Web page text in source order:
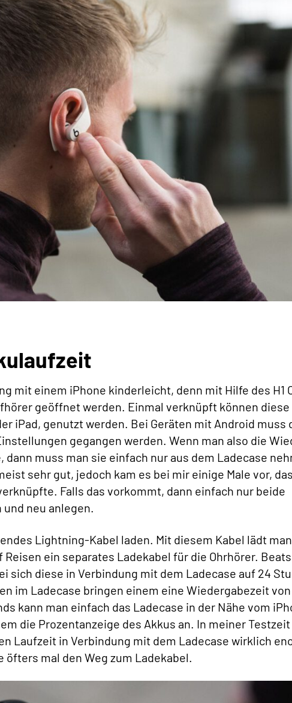
mit einem iPhone kinderleicht, denn mit Hilfe des H1
geöffnet werden. Einmal verknüpft können
iPad, genutzt werden. Bei Geräten mit Android muss
gegangen werden. Wenn man also die
muss man sie einfach nur aus dem Ladecase
sehr gut, jedoch kam es bei mir einige Male vor,
Falls das vorkommt, dann einfach nur beide
neu anlegen.
Lightning-Kabel laden. Mit diesem Kabel lädt
ein separates Ladekabel für die Ohrhörer.
sich diese in Verbindung mit dem Ladecase auf 24
im Ladecase bringen einem eine Wiedergabezeit von
kann man einfach das Ladecase in der Nähe vom
die Prozentanzeige des Akkus an. In meiner
Laufzeit in Verbindung mit dem Ladecase wirklich
mal den Weg zum Ladekabel.